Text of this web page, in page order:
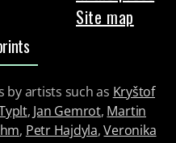
Site map
artists such as Kryštof
, Jan Gemrot, Martin
, Petr Hajdyla,Veronika